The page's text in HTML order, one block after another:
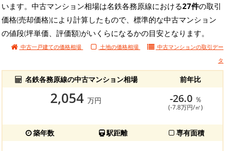
います。中古マンション相場は名鉄各務原線における27件の取引
価格(売却価格)により計算したもので、標準的な中古マンション
の値段(坪単価、評価額)がいくらになるかの目安となります。
中古一戸建ての価格相場 土地の価格相場 中古マンションの取引デー
タ
名鉄各務原線の中古マンション相場 前年比
2,054 万円 -26.0 ％
(-7.8万円/㎡)
築年数 駅距離 専有面積